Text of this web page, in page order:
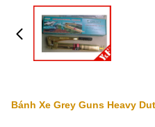
Bánh Xe Grey Guns Heavy